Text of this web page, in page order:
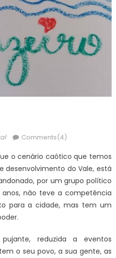
Comments(4)
o cenário caótico que temos
desenvolvimento do Vale, está
por um grupo político
anos, não teve a competência
para a cidade, mas tem um
reduzida a eventos
o seu povo, a sua gente, as